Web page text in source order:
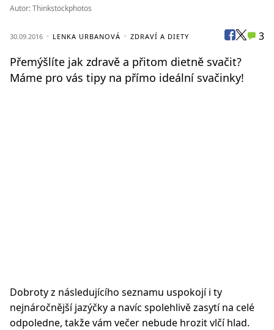
Autor: Thinkstockphotos
30.09.2016 LENKA URBANOVÁ ZDRAVÍ A DIETY 3
Přemýšlíte jak zdravě a přitom dietně svačit?
Máme pro vás tipy na přímo ideální svačinky!
Dobroty z následujícího seznamu uspokojí i ty
nejnáročnější jazýčky a navíc spolehlivě zasytí na celé
odpoledne, takže vám večer nebude hrozit vlčí hlad.